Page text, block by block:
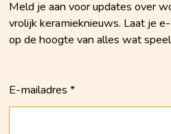
Meld je aan voor updates over
vrolijk keramieknieuws. Laat je
op de hoogte van alles wat
E-mailadres *